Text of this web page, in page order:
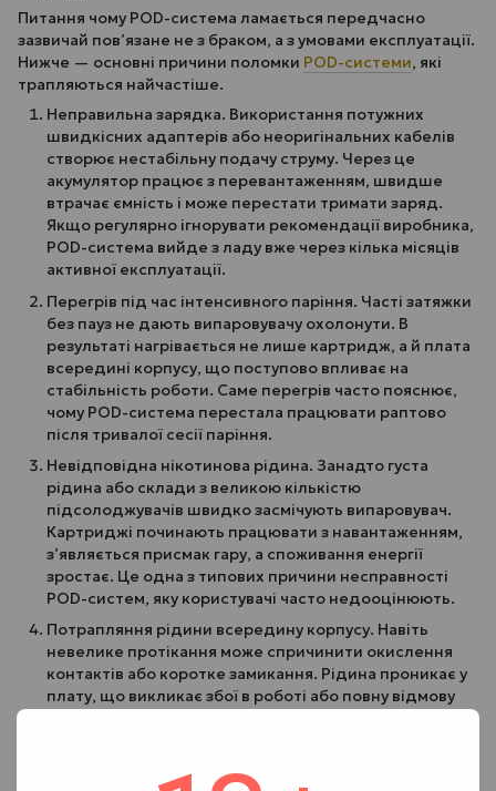
Питання чому POD-система ламається передчасно
зазвичай пов’язане не з браком, а з умовами експлуатації.
Нижче — основні причини поломки POD-системи, які
трапляються найчастіше.
Неправильна зарядка. Використання потужних
швидкісних адаптерів або неоригінальних кабелів
створює нестабільну подачу струму. Через це
акумулятор працює з перевантаженням, швидше
втрачає ємність і може перестати тримати заряд.
Якщо регулярно ігнорувати рекомендації виробника,
POD-система вийде з ладу вже через кілька місяців
активної експлуатації.
Перегрів під час інтенсивного паріння. Часті затяжки
без пауз не дають випаровувачу охолонути. В
результаті нагрівається не лише картридж, а й плата
всередині корпусу, що поступово впливає на
стабільність роботи. Саме перегрів часто пояснює,
чому POD-система перестала працювати раптово
після тривалої сесії паріння.
Невідповідна нікотинова рідина. Занадто густа
рідина або склади з великою кількістю
підсолоджувачів швидко засмічують випаровувач.
Картриджі починають працювати з навантаженням,
з’являється присмак гару, а споживання енергії
зростає. Це одна з типових причини несправності
POD-систем, яку користувачі часто недооцінюють.
Потрапляння рідини всередину корпусу. Навіть
невелике протікання може спричинити окислення
контактів або коротке замикання. Рідина проникає у
плату, що викликає збої в роботі або повну відмову